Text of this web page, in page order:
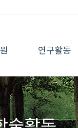
연구활동